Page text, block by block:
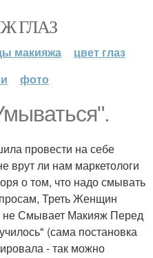
ГЛАЗ
макияжа
цвет глаз
фото
провести на себе
врут ли нам маркетологи
о том, что надо смывать
Треть Женщин
Смывает Макияж Перед
(сама постановка
- так можно